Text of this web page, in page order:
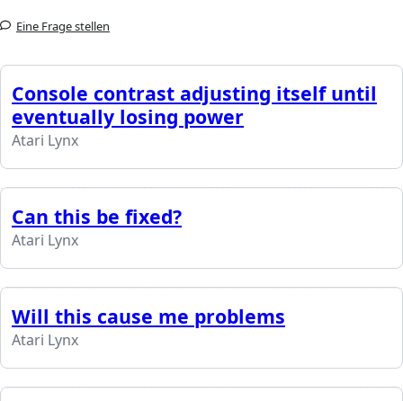
Eine Frage stellen
Console contrast adjusting itself until
eventually losing power
Atari Lynx
Can this be fixed?
Atari Lynx
Will this cause me problems
Atari Lynx